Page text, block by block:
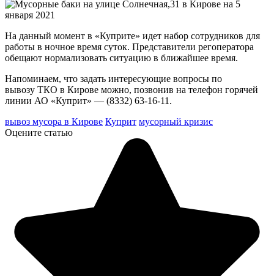
На данный момент в «Куприте» идет набор сотрудников для
работы в ночное время суток. Представители регоператора
обещают нормализовать ситуацию в ближайшее время.
Напоминаем, что задать интересующие вопросы по
вывозу ТКО в Кирове можно, позвонив на телефон горячей
линии АО «Куприт» — (8332) 63-16-11.
вывоз мусора в Кирове Куприт мусорный кризис
Оцените статью